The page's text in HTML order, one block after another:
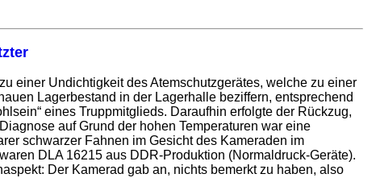
einer Undichtigkeit des Atemschutzgerätes, welche zu einer
Lagerbestand in der Lagerhalle beziffern, entsprechend
eines Truppmitglieds. Daraufhin erfolgte der Rückzug,
auf Grund der hohen Temperaturen war eine
schwarzer Fahnen im Gesicht des Kameraden im
DLA 16215 aus DDR-Produktion (Normaldruck-Geräte).
Der Kamerad gab an, nichts bemerkt zu haben, also